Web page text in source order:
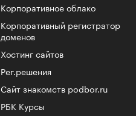
Корпоративное облако
Корпоративный регистратор
доменов
Хостинг сайтов
Рег.решения
Сайт знакомств podbor.ru
РБК Курсы